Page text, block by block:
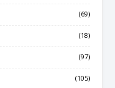
(69)
(18)
(97)
(105)